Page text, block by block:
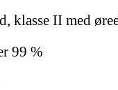
klasse II med
99 %